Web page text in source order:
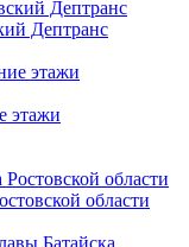
Дептранс
этажи
области